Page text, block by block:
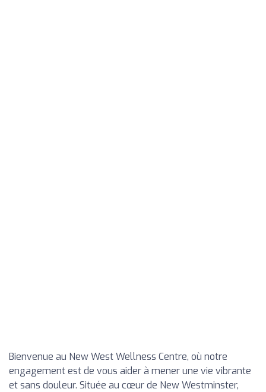
Bienvenue au New West Wellness Centre, où notre
engagement est de vous aider à mener une vie vibrante
et sans douleur. Située au cœur de New Westminster,